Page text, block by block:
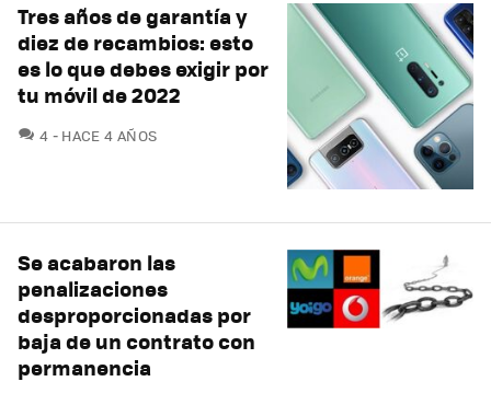
Tres años de garantía y
diez de recambios: esto
es lo que debes exigir por
tu móvil de 2022
4 COMENTARIOS
HACE 4 AÑOS
Se acabaron las
penalizaciones
desproporcionadas por
baja de un contrato con
permanencia